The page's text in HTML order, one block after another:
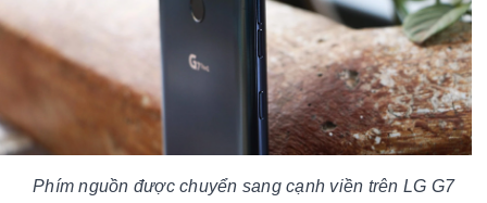
Phím nguồn được chuyển sang cạnh viền trên LG G7